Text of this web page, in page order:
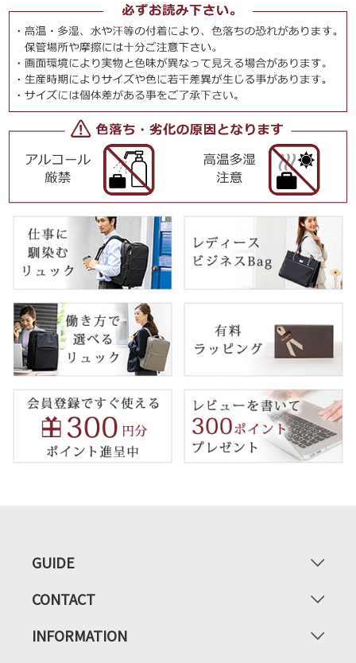
GUIDE
CONTACT
INFORMATION